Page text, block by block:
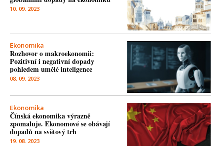
10. 09. 2023
Ekonomika
Rozhovor o makroekonomii:
Pozitivní i negativní dopady
pohledem umělé inteligence
08. 09. 2023
Ekonomika
Čínská ekonomika výrazně
zpomaluje. Ekonomové se obávají
dopadů na světový trh
19. 08. 2023